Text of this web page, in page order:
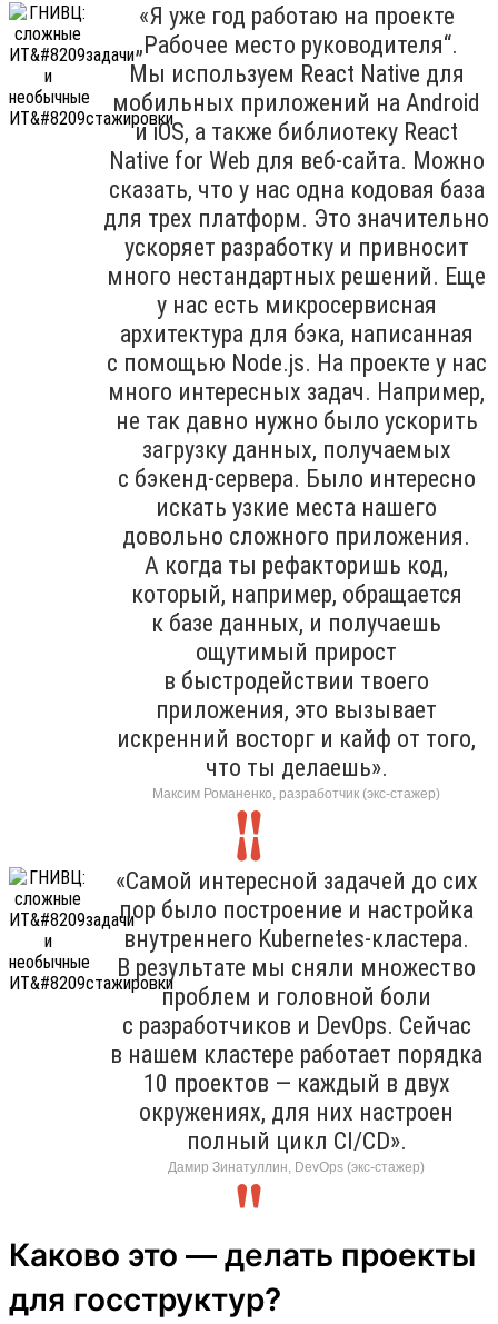
«Я уже год работаю на проекте
„Рабочее место руководителя“.
Мы используем React Native для
мобильных приложений на Android
и iOS, а также библиотеку React
Native for Web для веб-сайта. Можно
сказать, что у нас одна кодовая база
для трех платформ. Это значительно
ускоряет разработку и привносит
много нестандартных решений. Еще
у нас есть микросервисная
архитектура для бэка, написанная
с помощью Node.js. На проекте у нас
много интересных задач. Например,
не так давно нужно было ускорить
загрузку данных, получаемых
с бэкенд-сервера. Было интересно
искать узкие места нашего
довольно сложного приложения.
А когда ты рефакторишь код,
который, например, обращается
к базе данных, и получаешь
ощутимый прирост
в быстродействии твоего
приложения, это вызывает
искренний восторг и кайф от того,
что ты делаешь».
Максим Романенко, разработчик (экс-стажер)
«Самой интересной задачей до сих
пор было построение и настройка
внутреннего Kubernetes-кластера.
В результате мы сняли множество
проблем и головной боли
с разработчиков и DevOps. Сейчас
в нашем кластере работает порядка
10 проектов — каждый в двух
окружениях, для них настроен
полный цикл CI/CD».
Дамир Зинатуллин, DevOps (экс-стажер)
Каково это — делать проекты
для госструктур?